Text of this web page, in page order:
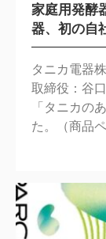
家庭用発酵
器、初の自
タニカ電器
取締役：谷
「タニカの
た。（商品